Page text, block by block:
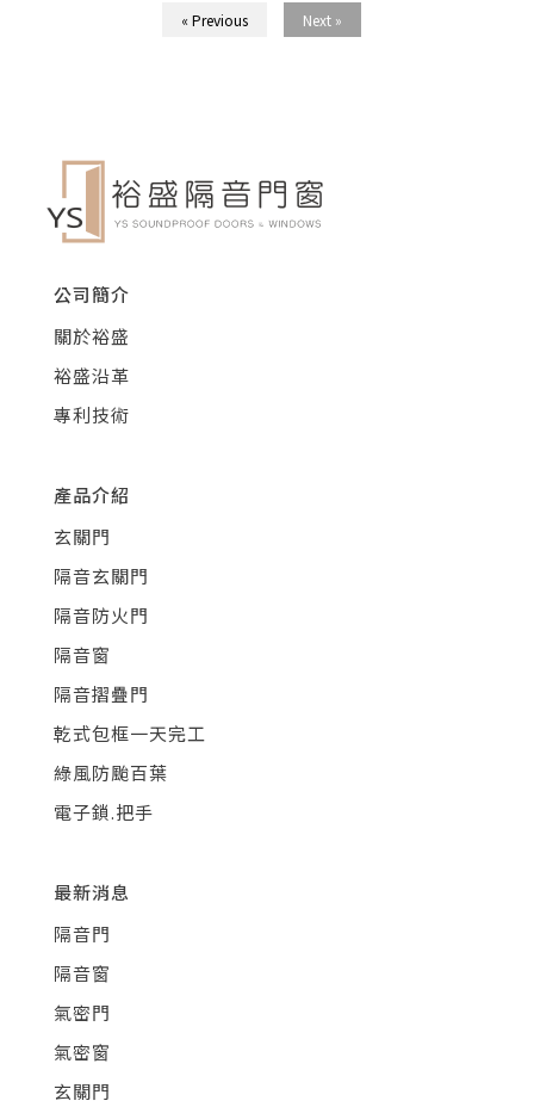
« Previous Next »
公司簡介
關於裕盛
裕盛沿革
專利技術
產品介紹
玄關門
隔音玄關門
隔音防火門
隔音窗
隔音摺疊門
乾式包框一天完工
綠風防颱百葉
電子鎖.把手
最新消息
隔音門
隔音窗
氣密門
氣密窗
玄關門